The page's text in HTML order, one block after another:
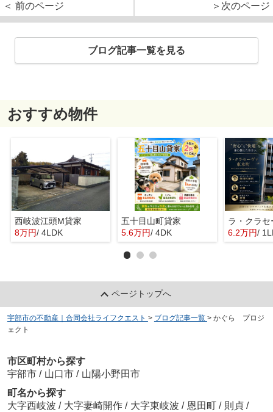
＜ 前のページ
＞次のページ
ブログ記事一覧を見る
おすすめ物件
西岐波江頭M貸家
8万円/ 4LDK
五十目山町貸家
5.6万円/ 4DK 6.2万円/
ページトップへ
宇部市の不動産｜合同会社ライフクエスト > ブログ記事一覧 > かぐら プロジ
ェクト
市区町村から探す
宇部市 / 山口市 / 山陽小野田市
町名から探す
大字西岐波 / 大字妻崎開作 / 大字東岐波 / 恩田町 / 則貞 /